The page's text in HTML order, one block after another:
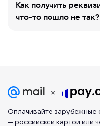
Как получить
что-то пошло не так?
Оплачивайте зарубежные
— российской картой или